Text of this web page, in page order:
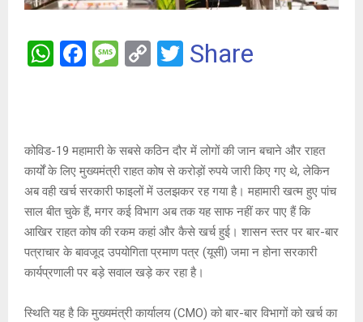
W
A
p
p
F
o
o
k
M
g
e
C
n
k
T
Share
कोविड-19 महामारी के सबसे कठिन दौर में लोगों की जान बचाने और राहत
कार्यों के लिए मुख्यमंत्री राहत कोष से करोड़ों रुपये जारी किए गए थे, लेकिन
अब वही खर्च सरकारी फाइलों में उलझकर रह गया है। महामारी खत्म हुए पांच
साल बीत चुके हैं, मगर कई विभाग अब तक यह साफ नहीं कर पाए हैं कि
आखिर राहत कोष की रकम कहां और कैसे खर्च हुई। शासन स्तर पर बार-बार
पत्राचार के बावजूद उपयोगिता प्रमाण पत्र (यूसी) जमा न होना सरकारी
कार्यप्रणाली पर बड़े सवाल खड़े कर रहा है।
स्थिति यह है कि मुख्यमंत्री कार्यालय (CMO) को बार-बार विभागों को खर्च का